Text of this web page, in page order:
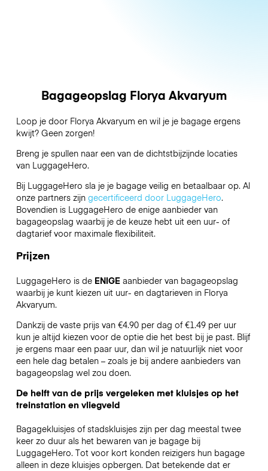
Bagageopslag Florya Akvaryum
Loop je door Florya Akvaryum en wil je je bagage ergens
kwijt? Geen zorgen!
Breng je spullen naar een van de dichtstbijzijnde locaties
van LuggageHero.
Bij LuggageHero sla je je bagage veilig en betaalbaar op. Al
onze partners zijn gecertificeerd door LuggageHero.
Bovendien is LuggageHero de enige aanbieder van
bagageopslag waarbij je de keuze hebt uit een uur- of
dagtarief voor maximale flexibiliteit.
Prijzen
LuggageHero is de ENIGEaanbieder van bagageopslag
waarbij je kunt kiezen uit uur- en dagtarieven in Florya
Akvaryum.
Dankzij de vaste prijs van €4.90 per dag of €1.49 per uur
kun je altijd kiezen voor de optie die het best bij je past. Blijf
je ergens maar een paar uur, dan wil je natuurlijk niet voor
een hele dag betalen – zoals je bij andere aanbieders van
bagageopslag wel zou doen.
De helft van de prijs vergeleken met kluisjes op het
treinstation en vliegveld
Bagagekluisjes of stadskluisjes zijn per dag meestal twee
keer zo duur als het bewaren van je bagage bij
LuggageHero. Tot voor kort konden reizigers hun bagage
alleen in deze kluisjes opbergen. Dat betekende dat er